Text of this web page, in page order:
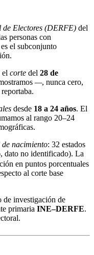
de Electores (DERFE) del
personas con
es el subconjunto
el corte del 28 de
—, nunca cero,
desde 18 a 24 años. El
al rango 20–24
de nacimiento: 32 estados
dato no identificado). La
en puntos porcentuales
al corte base
de investigación de
primaria INE–DERFE.
.